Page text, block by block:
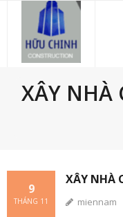
content
XÂY NHÀ
XÂY NHÀ
9
THÁNG 11 miennam